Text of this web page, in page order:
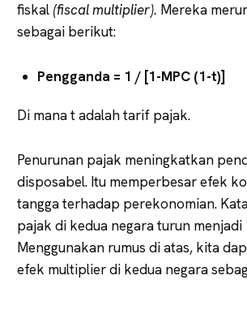
fiskal (fiscal multiplier). Mereka
sebagai berikut:
Pengganda = 1 / [1-MPC (1-t)]
Di mana t adalah tarif pajak.
Penurunan pajak meningkatkan
disposabel. Itu memperbesar efek
tangga terhadap perekonomian.
pajak di kedua negara turun menjadi
Menggunakan rumus di atas, kita
efek multiplier di kedua negara